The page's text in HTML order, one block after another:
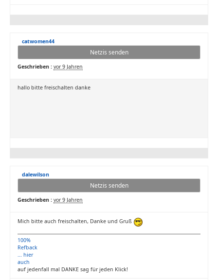
catwomen44
Netzis senden
Geschrieben : vor 9 Jahren
hallo bitte freischalten danke
dalewilson
Netzis senden
Geschrieben : vor 9 Jahren
Mich bitte auch freischalten, Danke und Gruß
100%
Refback
... hier
auch
auf jedenfall mal DANKE sag für jeden Klick!